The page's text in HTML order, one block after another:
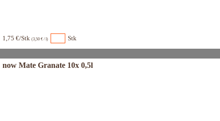
1,75 €/Stk (3,50 € / l) Stk
now Mate Granate 10x 0,5l